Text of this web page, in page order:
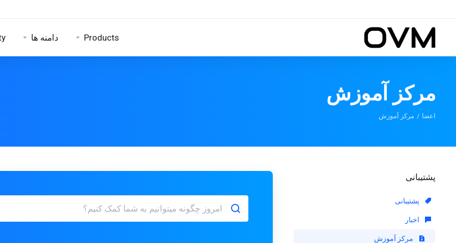
Products دامنه ها
مرکز آموزش
اعضا مرکز آموزش
پشتیبانی
پشتیبانی
اخبار
مرکز آموزش